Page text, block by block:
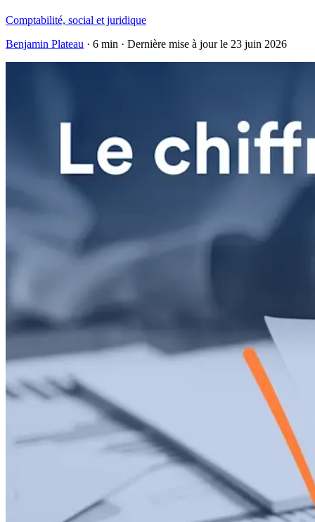
Comptabilité, social et juridique
Benjamin Plateau · 6 min · Dernière mise à jour le 23 juin 2026